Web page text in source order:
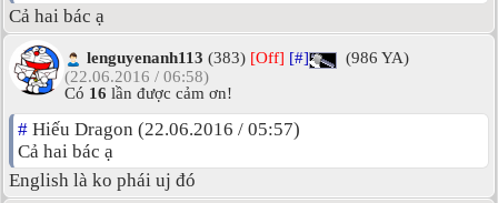
Cả hai bác ạ
lenguyenanh113 (383) [Off] [#]
(986 YA)
(22.06.2016 / 06:58)
Có 16 lần được cảm ơn!
# Hiếu Dragon (22.06.2016 / 05:57)
Cả hai bác ạ
English là ko phái uj đó